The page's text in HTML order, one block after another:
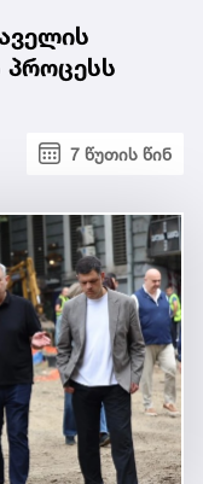
პროცესს
7 წუთის წინ